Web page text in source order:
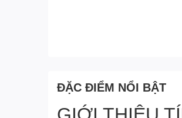
ĐẶC ĐIỂM NỔI BẬT